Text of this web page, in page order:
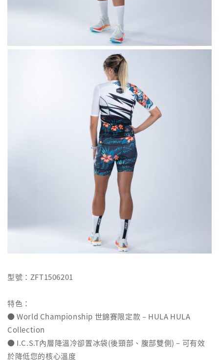
型號：ZFT1506201
特色：
● World Championship 世錦賽限定款 – HULA HULA
Collection
● I.C.S.T內層降溫冷卻置冰袋(後頸部、腹部雙側) – 可有效
於降低您的核心溫度